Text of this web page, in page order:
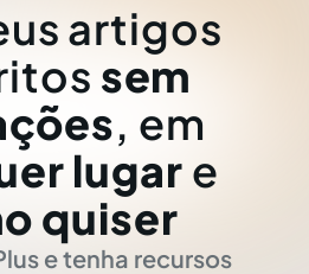
artigos
sem
, em
lugar e
quiser
e tenha recursos